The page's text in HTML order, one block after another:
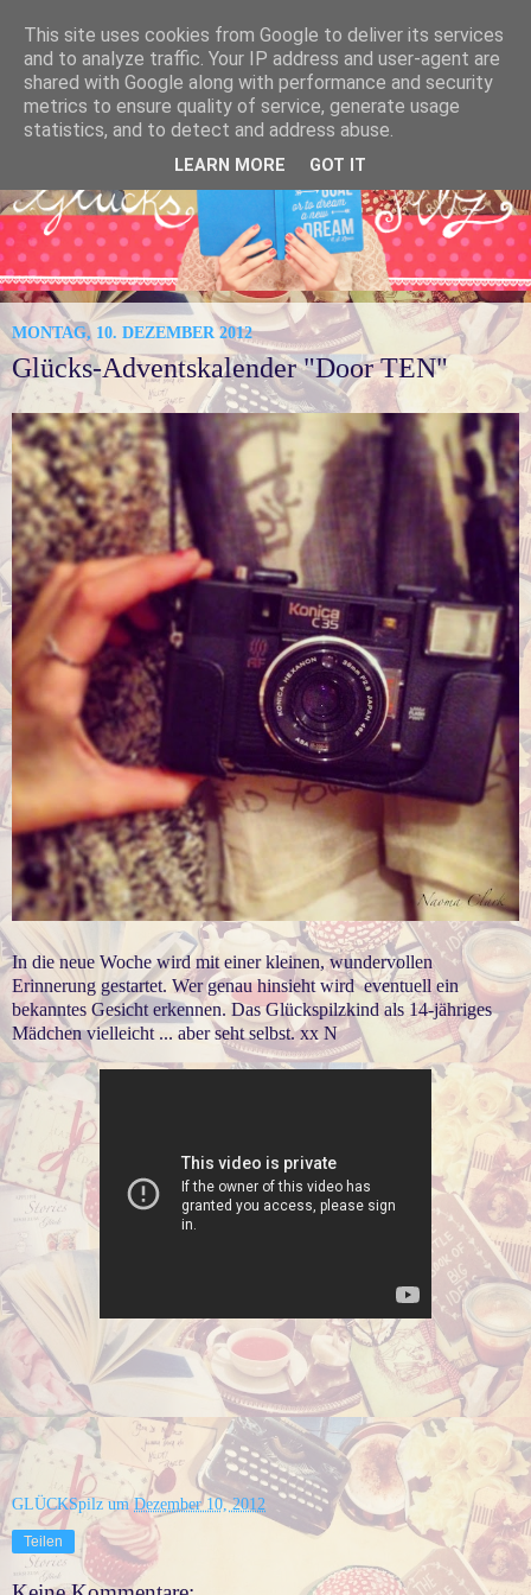
MONTAG, 10. DEZEMBER 2012
Glücks-Adventskalender "Door TEN"
In die neue Woche wird mit einer kleinen, wundervollen
Erinnerung gestartet. Wer genau hinsieht wird eventuell ein
bekanntes Gesicht erkennen. Das Glückspilzkind als 14-jähriges
Mädchen vielleicht ... aber seht selbst. xx N
GLÜCKSpilz umDezember 10, 2012
Teilen
This site uses cookies from Google to deliver its services
and to analyze traffic. Your IP address and user-agent are
shared with Google along with performance and security
metrics to ensure quality of service, generate usage
statistics, and to detect and address abuse.
LEARN MORE GOT IT